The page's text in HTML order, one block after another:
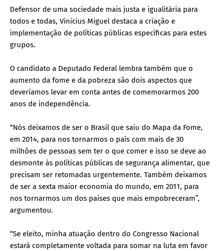
Defensor de uma sociedade mais justa e igualitária para
todos e todas, Vinicius Miguel destaca a criação e
implementação de políticas públicas específicas para estes
grupos.
O candidato a Deputado Federal lembra também que o
aumento da fome e da pobreza são dois aspectos que
deveríamos levar em conta antes de comemorarmos 200
anos de independência.
“Nós deixamos de ser o Brasil que saiu do Mapa da Fome,
em 2014, para nos tornarmos o país com mais de 30
milhões de pessoas sem ter o que comer e isso se deve ao
desmonte às políticas públicas de segurança alimentar, que
precisam ser retomadas urgentemente. Também deixamos
de ser a sexta maior economia do mundo, em 2011, para
nos tornarmos um dos países que mais empobreceram”,
argumentou.
“Se eleito, minha atuação dentro do Congresso Nacional
estará completamente voltada para somar na luta em favor